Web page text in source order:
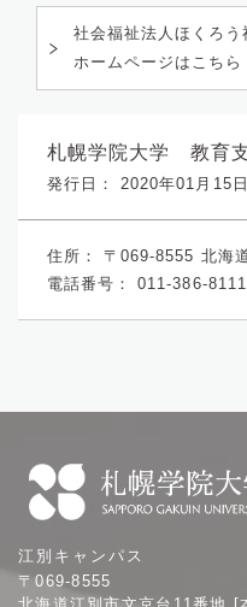
社会福祉法人ほくろう
ホームページはこちら
発行日： 2020年01月15日
札幌学院大学 教育
住所：
〒069-8555 北海
電話番号：
011-386-8111
幌
学
江別キャンパス
〒069-8555